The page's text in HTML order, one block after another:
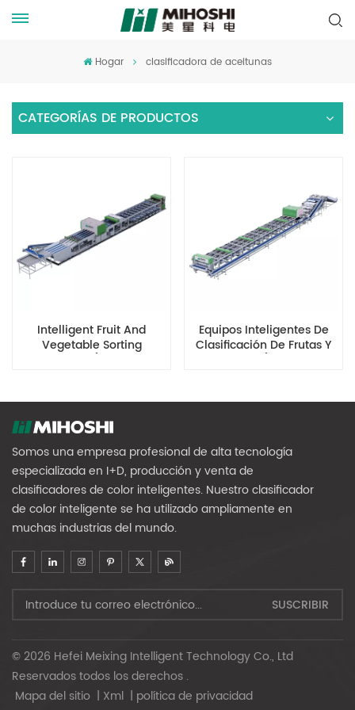
Hogar clasificadora de aceitunas
CATEGORÍAS DE PRODUCTOS
Intelligent Fruit And
Vegetable Sorting
Equipos Inteligentes De
Clasificación De Frutas Y
Somos una empresa profesional de alta tecnología
especializada en I+D, producción y venta de
clasificadores de color inteligentes. Nuestro clasificador
de color inteligente se ha utilizado ampliamente en
muchas industrias del mundo.
© 2026 Hefei Meixing Intelligent Technology Co., Ltd
Reservados todos los derechos .
Mapa del sitio | Xml | política de privacidad